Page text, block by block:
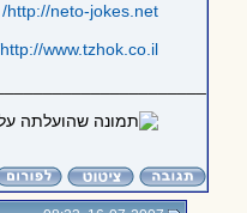
http://neto-jokes.net/
http://www.tzhok.co.il/